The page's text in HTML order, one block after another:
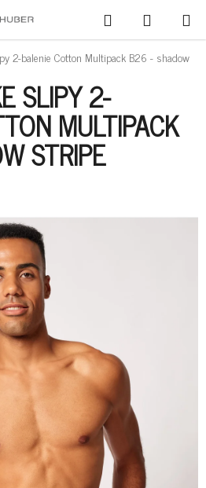
HĽADAŤ
KOŠÍK
2-balenie Cotton Multipack B26 - shadow
SLIPY 2-
MULTIPACK
STRIPE